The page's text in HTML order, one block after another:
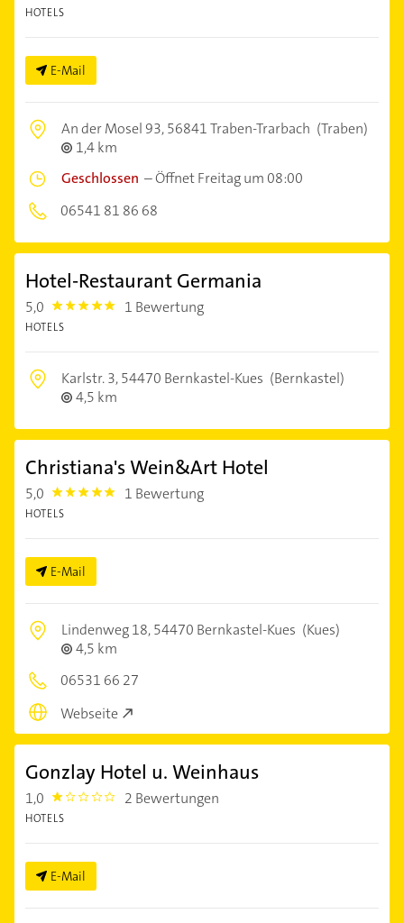
HOTELS
E-Mail
An der Mosel 93,56841 Traben-Trarbach (Traben)
1,4 km
Geschlossen –Öffnet Freitag um 08:00
06541 81 86 68
Hotel-Restaurant Germania
5,0 5.0 1 Bewertung
HOTELS
Karlstr. 3,54470 Bernkastel-Kues (Bernkastel)
4,5 km
Christiana's Wein&Art Hotel
5,0 5.0 1 Bewertung
HOTELS
E-Mail
Lindenweg 18,54470 Bernkastel-Kues (Kues)
4,5 km
06531 66 27
Webseite
Gonzlay Hotel u. Weinhaus
1,0 1.0 2 Bewertungen
HOTELS
E-Mail